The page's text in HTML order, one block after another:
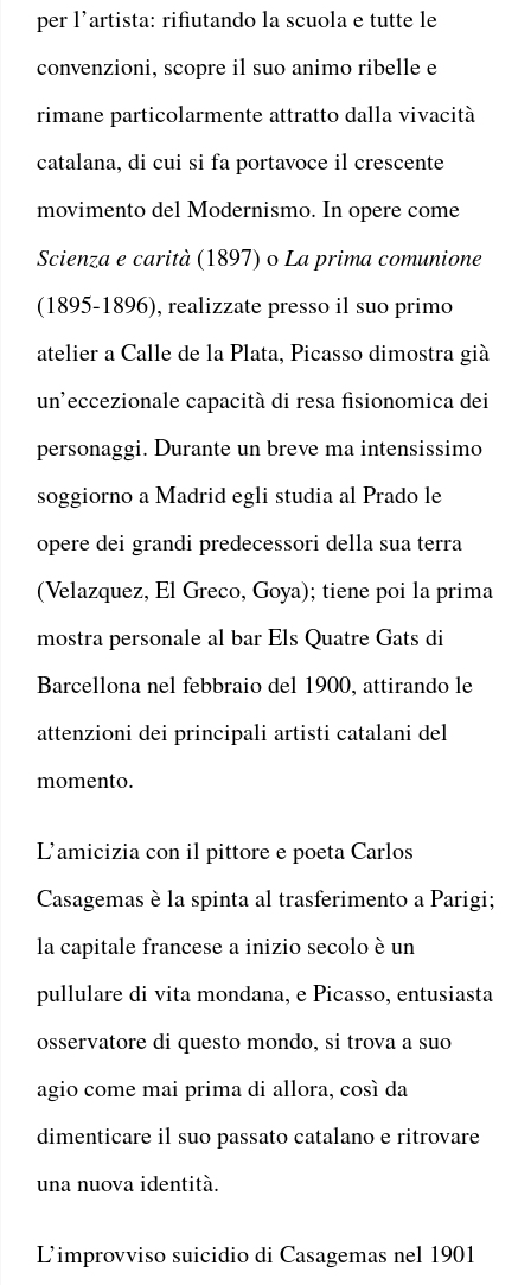
per l’artista: rifiutando la scuola e tutte le
convenzioni, scopre il suo animo ribelle e
rimane particolarmente attratto dalla vivacità
catalana, di cui si fa portavoce il crescente
movimento del Modernismo. In opere come
Scienza e carità (1897) o La prima comunione
(1895-1896), realizzate presso il suo primo
atelier a Calle de la Plata, Picasso dimostra già
un’eccezionale capacità di resa fisionomica dei
personaggi. Durante un breve ma intensissimo
soggiorno a Madrid egli studia al Prado le
opere dei grandi predecessori della sua terra
(Velazquez, El Greco, Goya); tiene poi la prima
mostra personale al bar Els Quatre Gats di
Barcellona nel febbraio del 1900, attirando le
attenzioni dei principali artisti catalani del
momento.
L’amicizia con il pittore e poeta Carlos
Casagemas è la spinta al trasferimento a Parigi;
la capitale francese a inizio secolo è un
pullulare di vita mondana, e Picasso, entusiasta
osservatore di questo mondo, si trova a suo
agio come mai prima di allora, così da
dimenticare il suo passato catalano e ritrovare
una nuova identità.
L’improvviso suicidio di Casagemas nel 1901